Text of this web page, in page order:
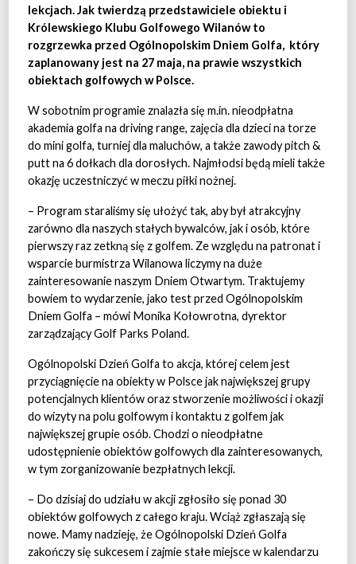
lekcjach. Jak twierdzą przedstawiciele obiektu i
Królewskiego Klubu Golfowego Wilanów to
rozgrzewka przed Ogólnopolskim Dniem Golfa, który
zaplanowany jest na 27 maja, na prawie wszystkich
obiektach golfowych w Polsce.
W sobotnim programie znalazła się m.in. nieodpłatna
akademia golfa na driving range, zajęcia dla dzieci na torze
do mini golfa, turniej dla maluchów, a także zawody pitch &
putt na 6 dołkach dla dorosłych. Najmłodsi będą mieli także
okazję uczestniczyć w meczu piłki nożnej.
– Program staraliśmy się ułożyć tak, aby był atrakcyjny
zarówno dla naszych stałych bywalców, jak i osób, które
pierwszy raz zetkną się z golfem. Ze względu na patronat i
wsparcie burmistrza Wilanowa liczymy na duże
zainteresowanie naszym Dniem Otwartym. Traktujemy
bowiem to wydarzenie, jako test przed Ogólnopolskim
Dniem Golfa – mówi Monika Kołowrotna, dyrektor
zarządzający Golf Parks Poland.
Ogólnopolski Dzień Golfa to akcja, której celem jest
przyciągnięcie na obiekty w Polsce jak największej grupy
potencjalnych klientów oraz stworzenie możliwości i okazji
do wizyty na polu golfowym i kontaktu z golfem jak
największej grupie osób. Chodzi o nieodpłatne
udostępnienie obiektów golfowych dla zainteresowanych,
w tym zorganizowanie bezpłatnych lekcji.
– Do dzisiaj do udziału w akcji zgłosiło się ponad 30
obiektów golfowych z całego kraju. Wciąż zgłaszają się
nowe. Mamy nadzieję, że Ogólnopolski Dzień Golfa
zakończy się sukcesem i zajmie stałe miejsce w kalendarzu